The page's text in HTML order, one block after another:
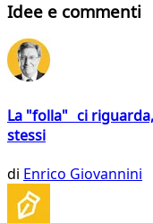
Idee e commenti
La "folla" ci
stessi
di Enrico Giovannini